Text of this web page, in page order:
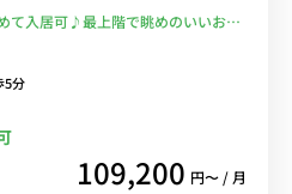
て入居可♪最上階で眺めのいいお部
線「練馬駅」徒歩5分/池袋線、豊島
用が可能■選べるWi-Fi格安レンタ
分
109,200 円〜 / 月